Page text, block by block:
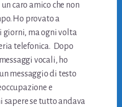
caro amico che non
Ho provato a
giorni, ma ogni volta
telefonica. Dopo
vocali, ho
messaggio di testo
e
se tutto andava